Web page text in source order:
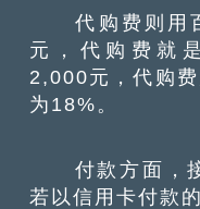
代购费则用百
元，代购费就
2,000元，代购
为18%。
付款方面，接
若以信用卡付款